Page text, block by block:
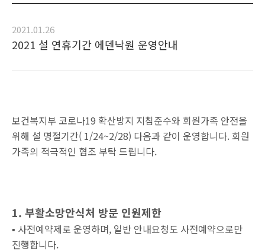
2021.01.26
2021 설 연휴기간 에덴낙원 운영안내
보건복지부 코로나19 확산방지 지침준수와 회원가족 안전을
위해 설 명절기간( 1/24~2/28) 다음과 같이 운영합니다. 회원
가족의 적극적인 협조 부탁 드립니다.
1. 부활소망안식처 방문 인원제한
▪︎ 사전예약제로 운영하며, 일반 안내요청도 사전예약으로만
진행합니다.